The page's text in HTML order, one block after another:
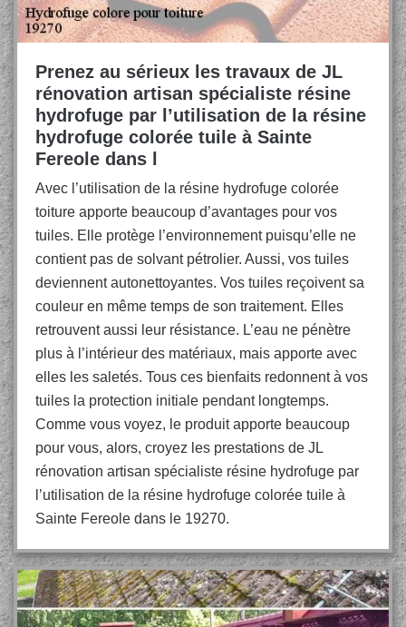
Prenez au sérieux les travaux de JL
rénovation artisan spécialiste résine
hydrofuge par l’utilisation de la résine
hydrofuge colorée tuile à Sainte
Fereole dans l
Avec l’utilisation de la résine hydrofuge colorée
toiture apporte beaucoup d’avantages pour vos
tuiles. Elle protège l’environnement puisqu’elle ne
contient pas de solvant pétrolier. Aussi, vos tuiles
deviennent autonettoyantes. Vos tuiles reçoivent sa
couleur en même temps de son traitement. Elles
retrouvent aussi leur résistance. L’eau ne pénètre
plus à l’intérieur des matériaux, mais apporte avec
elles les saletés. Tous ces bienfaits redonnent à vos
tuiles la protection initiale pendant longtemps.
Comme vous voyez, le produit apporte beaucoup
pour vous, alors, croyez les prestations de JL
rénovation artisan spécialiste résine hydrofuge par
l’utilisation de la résine hydrofuge colorée tuile à
Sainte Fereole dans le 19270.